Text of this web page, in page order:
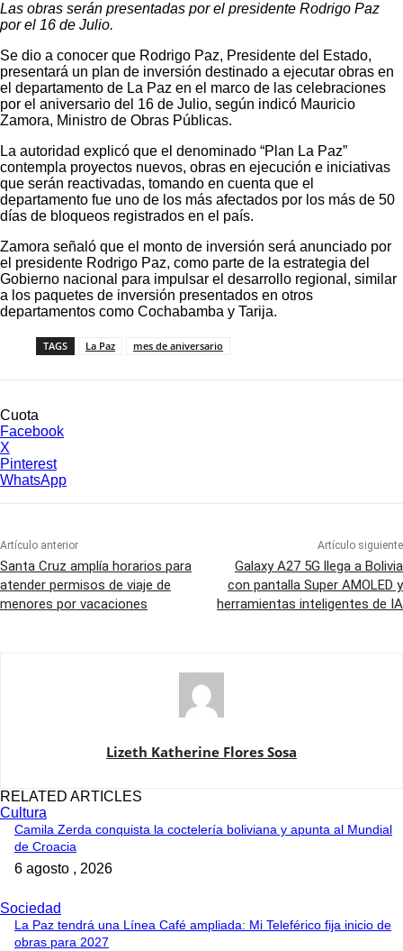
Las obras serán presentadas por el presidente Rodrigo Paz
por el 16 de Julio.
Se dio a conocer que Rodrigo Paz, Presidente del Estado,
presentará un plan de inversión destinado a ejecutar obras en
el departamento de La Paz en el marco de las celebraciones
por el aniversario del 16 de Julio, según indicó Mauricio
Zamora, Ministro de Obras Públicas.
La autoridad explicó que el denominado “Plan La Paz”
contempla proyectos nuevos, obras en ejecución e iniciativas
que serán reactivadas, tomando en cuenta que el
departamento fue uno de los más afectados por los más de 50
días de bloqueos registrados en el país.
Zamora señaló que el monto de inversión será anunciado por
el presidente Rodrigo Paz, como parte de la estrategia del
Gobierno nacional para impulsar el desarrollo regional, similar
a los paquetes de inversión presentados en otros
departamentos como Cochabamba y Tarija.
TAGS La Paz mes de aniversario
Cuota
Facebook
X
Pinterest
WhatsApp
Artículo anterior
Santa Cruz amplía horarios para
atender permisos de viaje de
menores por vacaciones
Artículo siguiente
Galaxy A27 5G llega a Bolivia
con pantalla Super AMOLED y
herramientas inteligentes de IA
Lizeth Katherine Flores Sosa
RELATED ARTICLES
Cultura
Camila Zerda conquista la coctelería boliviana y apunta al Mundial
de Croacia
6 agosto , 2026
Sociedad
La Paz tendrá una Línea Café ampliada: Mi Teleférico fija inicio de
obras para 2027